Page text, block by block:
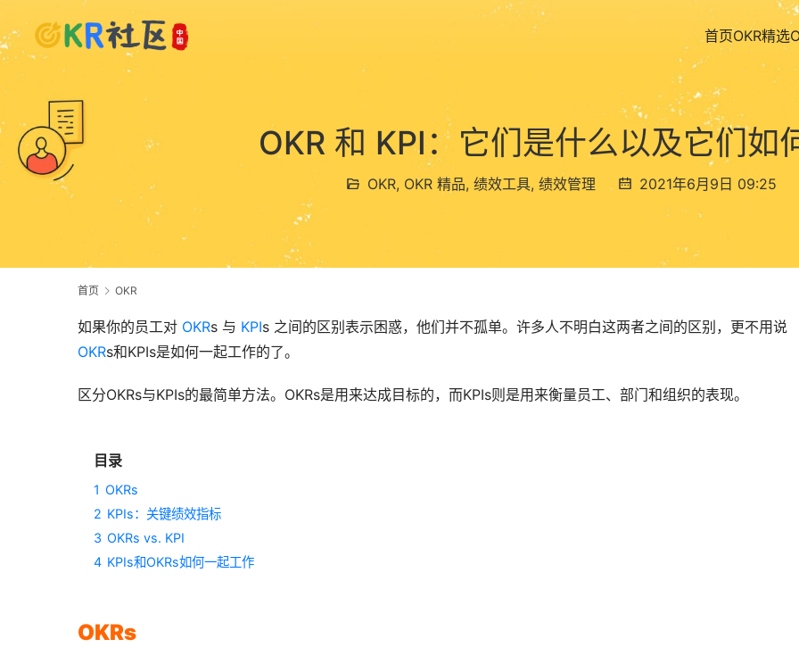
首页OKR精选
OKR 和 KPI：它们是什么以及它们如
OKR, OKR 精品, 绩效工具, 绩效管理 2021年6月9日 09:25
首页 OKR
如果你的员工对 OKRs 与 KPIs 之间的区别表示困惑，他们并不孤单。许多人不明白这两者之间的区别，更不用说
OKRs和KPIs是如何一起工作的了。
区分OKRs与KPIs的最简单方法。OKRs是用来达成目标的，而KPIs则是用来衡量员工、部门和组织的表现。
目录
1 OKRs
2 KPIs：关键绩效指标
3 OKRs vs. KPI
4 KPIs和OKRs如何一起工作
OKRs